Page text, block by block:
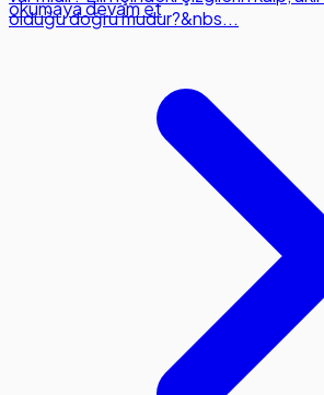
olduğu doğru mudur?&nbs...
okumaya devam et